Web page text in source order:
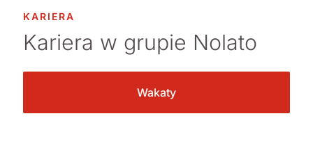
KARIERA
Kariera w grupie Nolato
Wakaty